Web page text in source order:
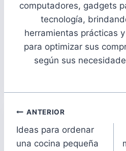
computadores, gadgets
tecnología,
herramientas prácticas
para optimizar sus
según sus
Navegación
de
entradas
ANTERIOR
Ideas para ordenar
una cocina pequeña